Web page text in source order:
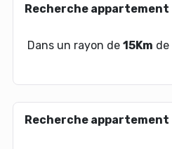
Recherche appartement
Dans un rayon de 15Km de
Recherche appartement